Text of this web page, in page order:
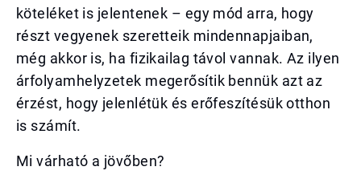
köteléket is jelentenek – egy mód arra, hogy
részt vegyenek szeretteik mindennapjaiban,
még akkor is, ha fizikailag távol vannak. Az ilyen
árfolyamhelyzetek megerősítik bennük azt az
érzést, hogy jelenlétük és erőfeszítésük otthon
is számít.
Mi várható a jövőben?